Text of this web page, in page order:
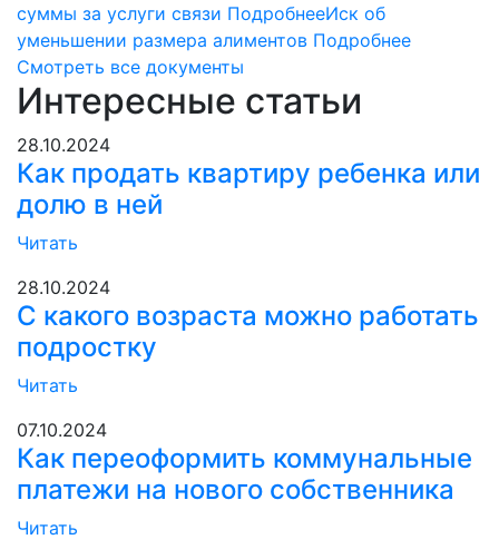
суммы за услуги связи ПодробнееИск об
уменьшении размера алиментов Подробнее
Смотреть все документы
Интересные статьи
28.10.2024
Как продать квартиру ребенка или
долю в ней
Читать
28.10.2024
С какого возраста можно работать
подростку
Читать
07.10.2024
Как переоформить коммунальные
платежи на нового собственника
Читать